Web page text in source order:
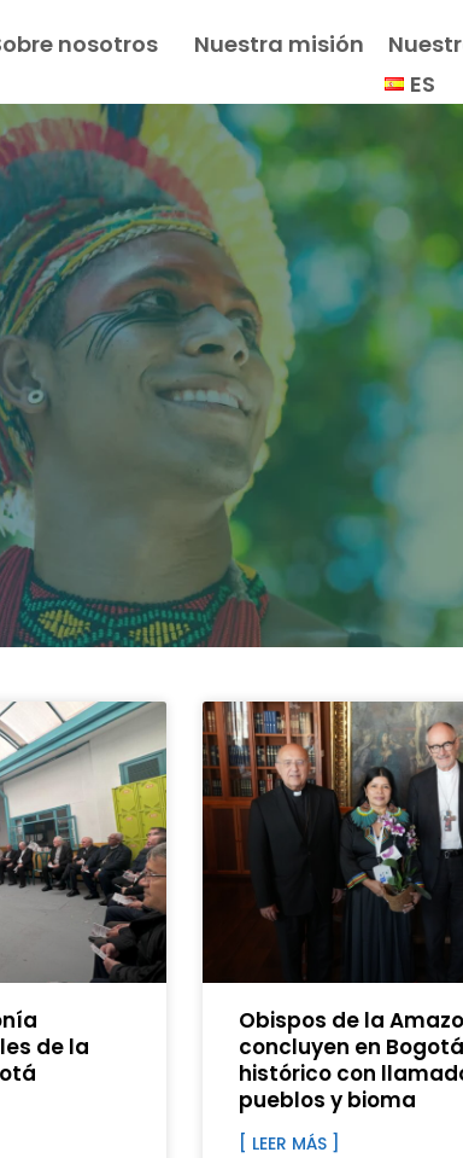
nosotros Nuestra misión
ES
de la
Obispos de la
concluyen en
histórico con
pueblos y bioma
[ LEER MÁS ]